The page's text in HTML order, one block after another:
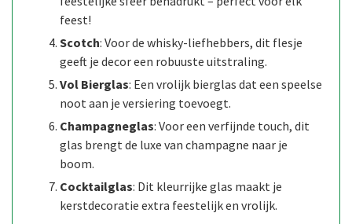
feest!
Scotch: Voor de whisky-liefhebbers, dit flesje
geeft je decor een robuuste uitstraling.
Vol Bierglas: Een vrolijk bierglas dat een speelse
noot aan je versiering toevoegt.
Champagneglas: Voor een verfijnde touch, dit
glas brengt de luxe van champagne naar je
boom.
Cocktailglas: Dit kleurrijke glas maakt je
kerstdecoratie extra feestelijk en vrolijk.